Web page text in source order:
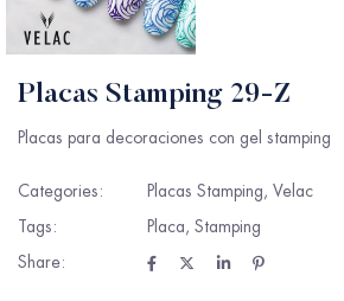
Placas Stamping 29-Z
Placas para decoraciones con gel stamping
Categories: Placas Stamping, Velac
Tags:
Placa, Stamping
Share: